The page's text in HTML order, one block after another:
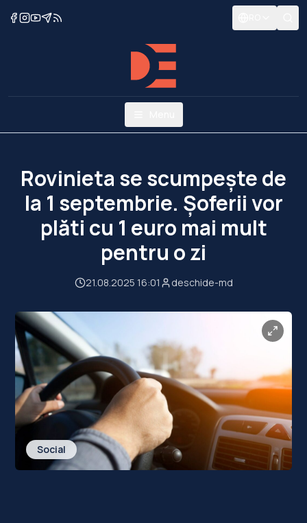
Rovinieta se scumpește de
la 1 septembrie. Șoferii vor
plăti cu 1 euro mai mult
pentru o zi
21.08.2025 16:01 deschide-md
Social